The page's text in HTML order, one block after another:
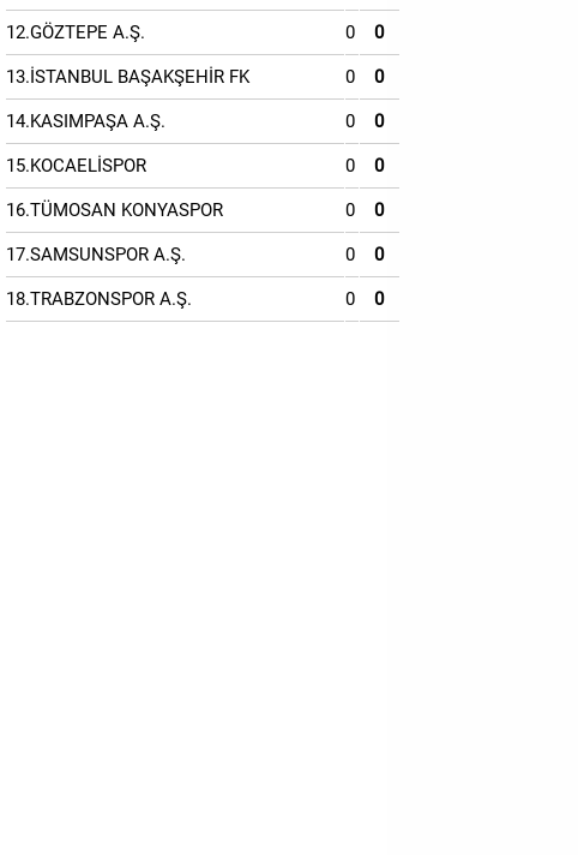
12.GÖZTEPE A.Ş. 0 0
13.İSTANBUL BAŞAKŞEHİR FK 0 0
14.KASIMPAŞA A.Ş. 0 0
15.KOCAELİSPOR 0 0
16.TÜMOSAN KONYASPOR 0 0
17.SAMSUNSPOR A.Ş. 0 0
18.TRABZONSPOR A.Ş. 0 0